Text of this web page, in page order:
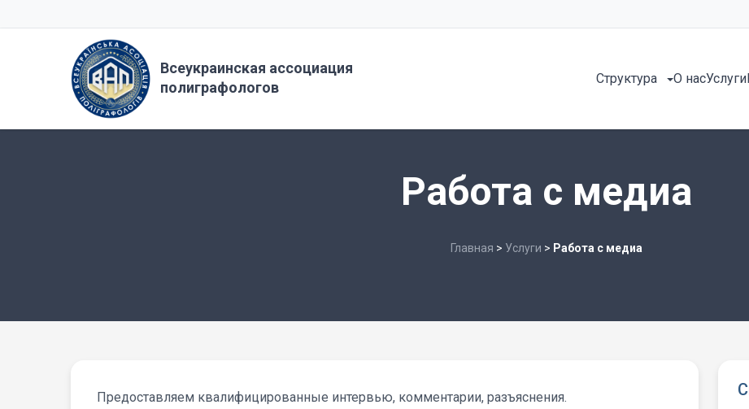
Всеукраинская ассоциация
полиграфологов
Структура О насУслуги
Работа с медиа
Главная > Услуги > Работа с медиа
Предоставляем квалифицированные интервью, комментарии, разъяснения.